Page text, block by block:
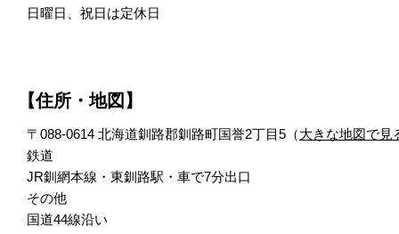
日曜日、祝日は定休日
【住所・地図】
〒088-0614 北海道釧路郡釧路町国誉2丁目5（大きな地図で見
鉄道
JR釧網本線・東釧路駅・車で7分出口
その他
国道44線沿い